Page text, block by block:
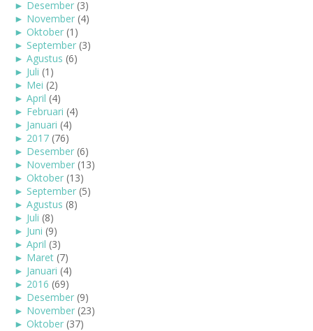
► Desember (3)
► November (4)
► Oktober (1)
► September (3)
► Agustus (6)
► Juli (1)
► Mei (2)
► April (4)
► Februari (4)
► Januari (4)
► 2017 (76)
► Desember (6)
► November (13)
► Oktober (13)
► September (5)
► Agustus (8)
► Juli (8)
► Juni (9)
► April (3)
► Maret (7)
► Januari (4)
► 2016 (69)
► Desember (9)
► November (23)
► Oktober (37)